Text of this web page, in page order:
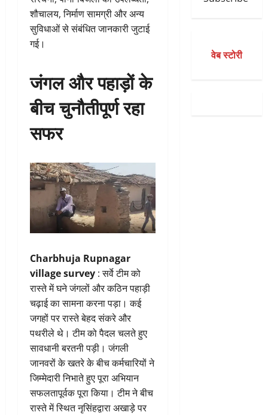
शौचालय, निर्माण सामग्री और अन्य
सुविधाओं से संबंधित जानकारी जुटाई
गई।
जंगल और पहाड़ों के
बीच चुनौतीपूर्ण रहा
सफर
Charbhuja Rupnagar
village survey : सर्वे टीम को
रास्ते में घने जंगलों और कठिन पहाड़ी
चढ़ाई का सामना करना पड़ा। कई
जगहों पर रास्ते बेहद संकरे और
पथरीले थे। टीम को पैदल चलते हुए
सावधानी बरतनी पड़ी। जंगली
जानवरों के खतरे के बीच कर्मचारियों ने
जिम्मेदारी निभाते हुए पूरा अभियान
सफलतापूर्वक पूरा किया। टीम ने बीच
रास्ते में स्थित नृसिंहद्वारा अखाड़े पर
वेब स्टोरी